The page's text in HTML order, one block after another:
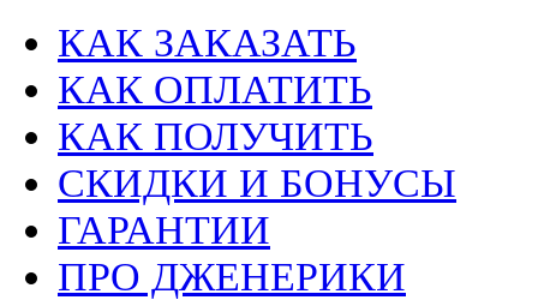
КАК ЗАКАЗАТЬ
КАК ОПЛАТИТЬ
КАК ПОЛУЧИТЬ
СКИДКИ И БОНУСЫ
ГАРАНТИИ
ПРО ДЖЕНЕРИКИ